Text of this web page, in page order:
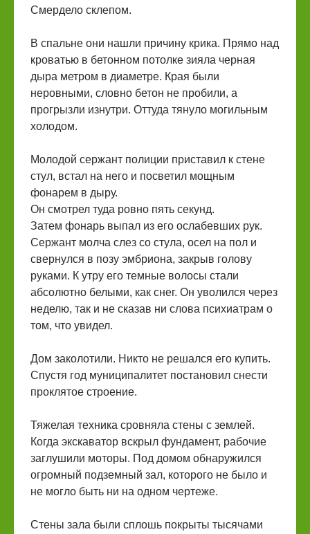
Смердело склепом.
В спальне они нашли причину крика. Прямо над
кроватью в бетонном потолке зияла черная
дыра метром в диаметре. Края были
неровными, словно бетон не пробили, а
прогрызли изнутри. Оттуда тянуло могильным
холодом.
Молодой сержант полиции приставил к стене
стул, встал на него и посветил мощным
фонарем в дыру.
Он смотрел туда ровно пять секунд.
Затем фонарь выпал из его ослабевших рук.
Сержант молча слез со стула, осел на пол и
свернулся в позу эмбриона, закрыв голову
руками. К утру его темные волосы стали
абсолютно белыми, как снег. Он уволился через
неделю, так и не сказав ни слова психиатрам о
том, что увидел.
Дом заколотили. Никто не решался его купить.
Спустя год муниципалитет постановил снести
проклятое строение.
Тяжелая техника сровняла стены с землей.
Когда экскаватор вскрыл фундамент, рабочие
заглушили моторы. Под домом обнаружился
огромный подземный зал, которого не было и
не могло быть ни на одном чертеже.
Стены зала были сплошь покрыты тысячами